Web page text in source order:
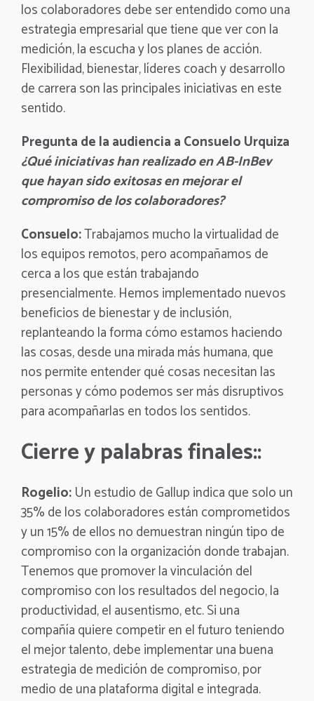
los colaboradores debe ser entendido como una
estrategia empresarial que tiene que ver con la
medición, la escucha y los planes de acción.
Flexibilidad, bienestar, líderes coach y desarrollo
de carrera son las principales iniciativas en este
sentido.
Pregunta de la audiencia a Consuelo Urquiza
¿Qué iniciativas han realizado en AB-InBev
que hayan sido exitosas en mejorar el
compromiso de los colaboradores?
Consuelo:Trabajamos mucho la virtualidad de
los equipos remotos, pero acompañamos de
cerca a los que están trabajando
presencialmente. Hemos implementado nuevos
beneficios de bienestar y de inclusión,
replanteando la forma cómo estamos haciendo
las cosas, desde una mirada más humana, que
nos permite entender qué cosas necesitan las
personas y cómo podemos ser más disruptivos
para acompañarlas en todos los sentidos.
Cierre y palabras finales::
Rogelio:Un estudio de Gallup indica que solo un
35% de los colaboradores están comprometidos
y un 15% de ellos no demuestran ningún tipo de
compromiso con la organización donde trabajan.
Tenemos que promover la vinculación del
compromiso con los resultados del negocio, la
productividad, el ausentismo, etc. Si una
compañía quiere competir en el futuro teniendo
el mejor talento, debe implementar una buena
estrategia de medición de compromiso, por
medio de una plataforma digital e integrada.